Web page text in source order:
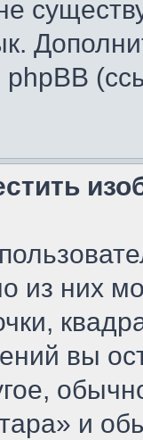
phpBB
из них
вы
и